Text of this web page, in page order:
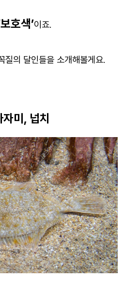
보호색’이죠.
질의 달인들을 소개해볼게요.
자미, 넙치